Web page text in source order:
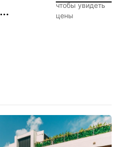
чтобы увидеть
цены